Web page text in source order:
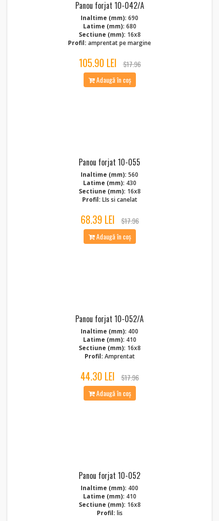
Panou forjat 10-042/A
Inaltime (mm): 690
Latime (mm): 680
Sectiune (mm): 16x8
Profil: amprentat pe margine
105.90 LEI
$17.96
Adaugă în coș
Panou forjat 10-055
Inaltime (mm): 560
Latime (mm): 430
Sectiune (mm): 16x8
Profil: LIs si canelat
68.39 LEI
$17.96
Adaugă în coș
Panou forjat 10-052/A
Inaltime (mm): 400
Latime (mm): 410
Sectiune (mm): 16x8
Profil: Amprentat
44.30 LEI
$17.96
Adaugă în coș
Panou forjat 10-052
Inaltime (mm): 400
Latime (mm): 410
Sectiune (mm): 16x8
Profil: lis